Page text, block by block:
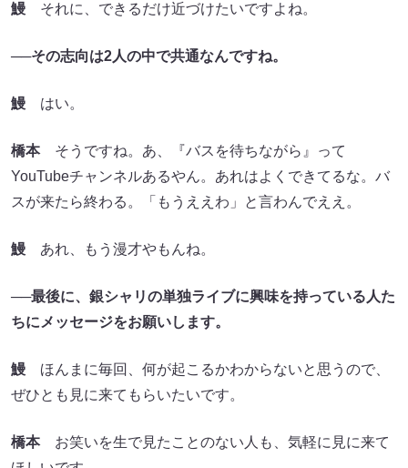
鰻 それに、できるだけ近づけたいですよね。
──その志向は2人の中で共通なんですね。
鰻 はい。
橋本そうですね。あ、『バスを待ちながら』って
YouTubeチャンネルあるやん。あれはよくできてるな。バ
スが来たら終わる。「もうええわ」と言わんでええ。
鰻 あれ、もう漫才やもんね。
──最後に、銀シャリの単独ライブに興味を持っている人た
ちにメッセージをお願いします。
鰻 ほんまに毎回、何が起こるかわからないと思うので、
ぜひとも見に来てもらいたいです。
橋本お笑いを生で見たことのない人も、気軽に見に来て